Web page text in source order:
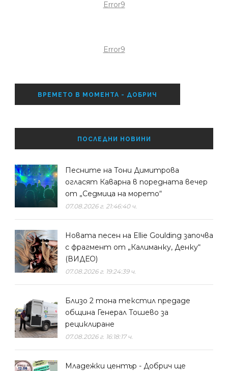
Error9
Error9
ВРЕМЕТО В МОМЕНТА - ДОБРИЧ
ПОСЛЕДНИ НОВИНИ
Песните на Тони Димитрова
огласят Каварна в поредната вечер
от „Седмица на морето“
07.08.2026 г. 21:46:40 ч.
Новата песен на Ellie Goulding започва
с фрагмент от „Калиманку, Денку“
(ВИДЕО)
07.08.2026 г. 19:24:39 ч.
Близо 2 тона текстил предаде
община Генерал Тошево за
рециклиране
07.08.2026 г. 16:18:17 ч.
Младежки център - Добрич ще